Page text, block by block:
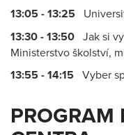
13:05 - 13:25
13:30 - 13:50 Jak si
Ministerstvo školství,
13:55 - 14:15 Vyber
PROGRAM